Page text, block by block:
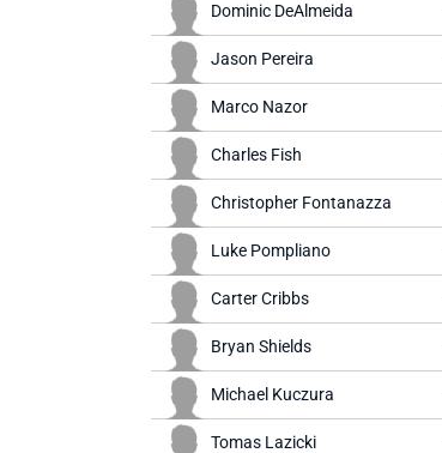
Dominic DeAlmeida
Jason Pereira
Marco Nazor
Charles Fish
Christopher Fontanazza
Luke Pompliano
Carter Cribbs
Bryan Shields
Michael Kuczura
Tomas Lazicki